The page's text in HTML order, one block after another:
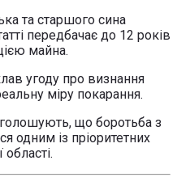
та старшого сина
передбачає до 12 років
майна.
угоду про визнання
міру покарання.
що боротьба з
одним із пріоритетних